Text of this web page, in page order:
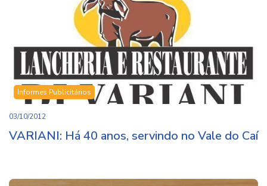
Informes Publicitários
03/10/2012
VARIANI: Há 40 anos, servindo no Vale do Caí